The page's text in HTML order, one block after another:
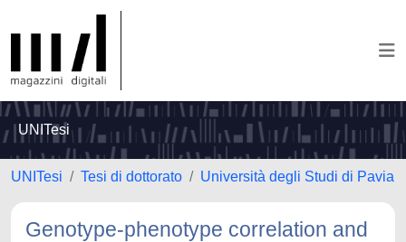
UNITesi
UNITesi Tesi di dottorato Università degli Studi di Pavia
Genotype-phenotype correlation and